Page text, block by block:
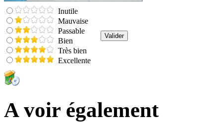
Inutile
Mauvaise
Passable
Bien
Très bien
Excellente
A voir également